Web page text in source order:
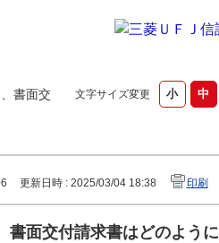
文字サイズ変更
書面交
更新日時 : 2025/03/04 18:38 印刷
書面交付請求書はどのように